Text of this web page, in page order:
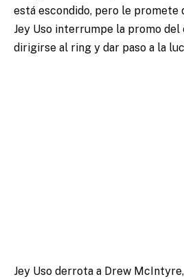
está escondido, pero le promete
Jey Uso interrumpe la promo del
dirigirse al ring y dar paso a la
Jey Uso derrota a Drew